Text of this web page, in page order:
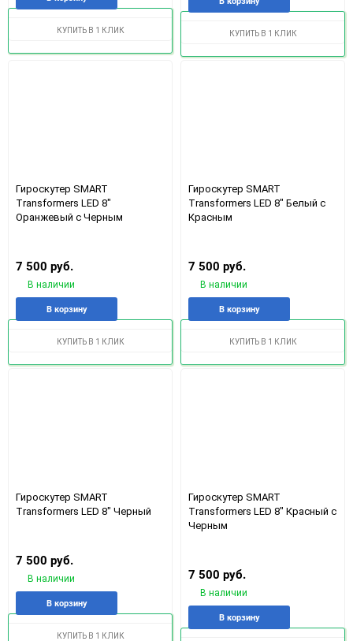
в
к
КУПИТЬ В 1 КЛИК
в
к
КУПИТЬ В 1 КЛИК
Гироскутер SMART
Transformers LED 8"
Оранжевый с Черным
7 500 руб.
В наличии
в
к
В корзину
КУПИТЬ В 1 КЛИК
Гироскутер SMART
Transformers LED 8" Белый с
Красным
7 500 руб.
В наличии
в
к
В корзину
КУПИТЬ В 1 КЛИК
Гироскутер SMART
Transformers LED 8" Черный
7 500 руб.
В наличии
в
к
сравнению
В корзину
КУПИТЬ В 1 КЛИК
Гироскутер SMART
Transformers LED 8" Красный с
Черным
7 500 руб.
В наличии
в
к
В корзину